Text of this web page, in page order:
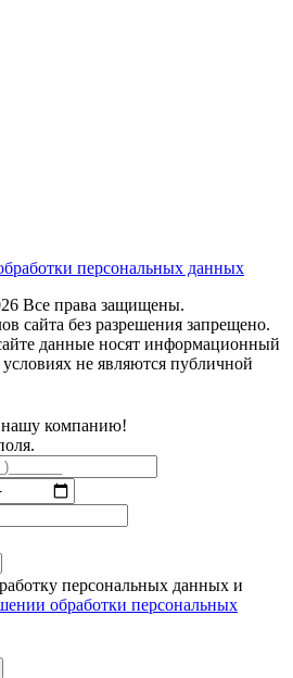
персональных данных
Все права защищены.
сайта без разрешения запрещено.
данные носят информационный
не являются публичной
нашу компанию!
персональных данных и
обработки персональных